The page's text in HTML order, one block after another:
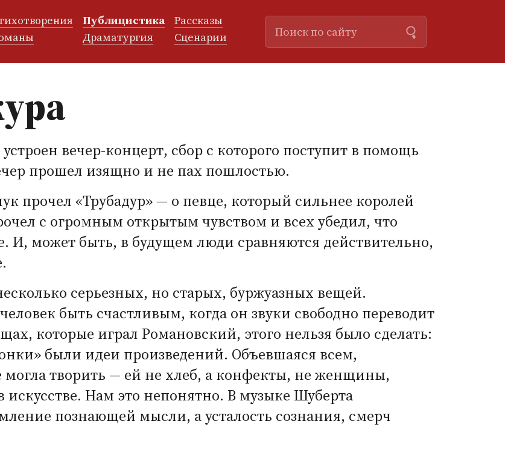
Публицистика
Рассказы
Драматургия Сценарии
вечер-концерт, сбор с которого поступит в помощь
прошел изящно и не пах пошлостью.
прочел «Трубадур» — о певце, который сильнее королей
с огромным открытым чувством и всех убедил, что
И, может быть, в будущем люди сравняются действительно,
серьезных, но старых, буржуазных вещей.
быть счастливым, когда он звуки свободно переводит
которые играл Романовский, этого нельзя было сделать:
были идеи произведений. Объевшаяся всем,
творить — ей не хлеб, а конфекты, не женщины,
Нам это непонятно. В музыке Шуберта
познающей мысли, а усталость сознания, смерч